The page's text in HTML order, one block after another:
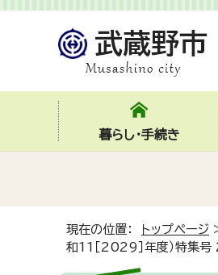
暮らし・手続き
現在の位置： トップページ
和11［2029］年度）特集